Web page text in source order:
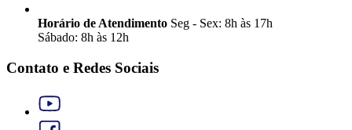
Horário de Atendimento Seg - Sex: 8h às 17h
Sábado: 8h às 12h
Contato e Redes Sociais